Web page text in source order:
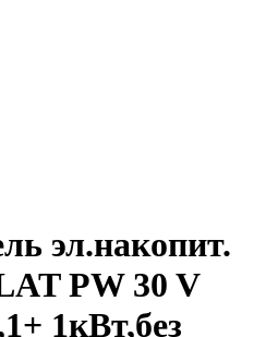
эл.накопит.
PW 30 V
1кВт,без